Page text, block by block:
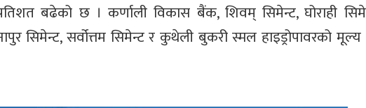
बढेको छ । कर्णाली विकास बैंक, शिवम् सिमेन्ट, घोराही
सिमेन्ट, सर्वोत्तम सिमेन्ट र कुथेली बुकरी स्मल हाइड्रोपावरको